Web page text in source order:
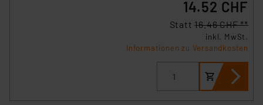
14.52 CHF
Statt16.46 CHF **
inkl. MwSt.
Informationen zu Versandkosten